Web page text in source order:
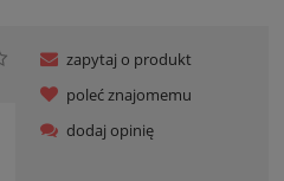
zapytaj o produkt
poleć znajomemu
dodaj opinię